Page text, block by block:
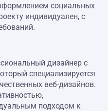
социальных
индивидуален, с
дизайнер с
специализируется
веб-дизайнов.
подходом к